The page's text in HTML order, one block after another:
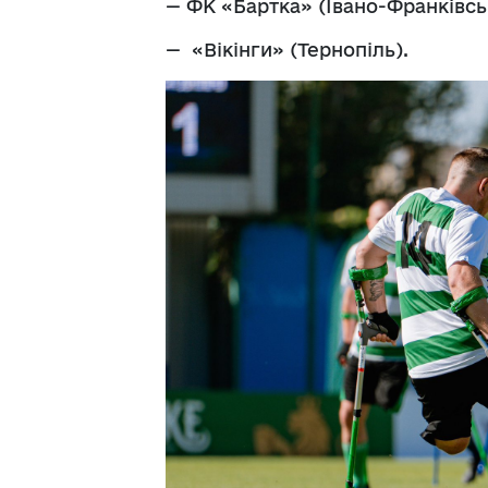
— ФК «Бартка» (Івано-
— «Вікінги» (Тернопіль).